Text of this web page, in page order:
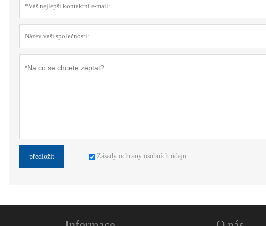
předložit Zásady ochrany osobních údajů